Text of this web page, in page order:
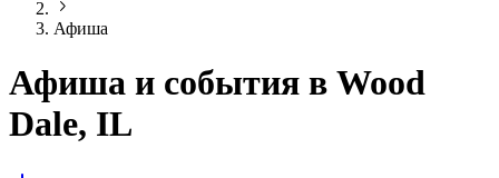
Афиша
Афиша и события в Wood
Dale, IL